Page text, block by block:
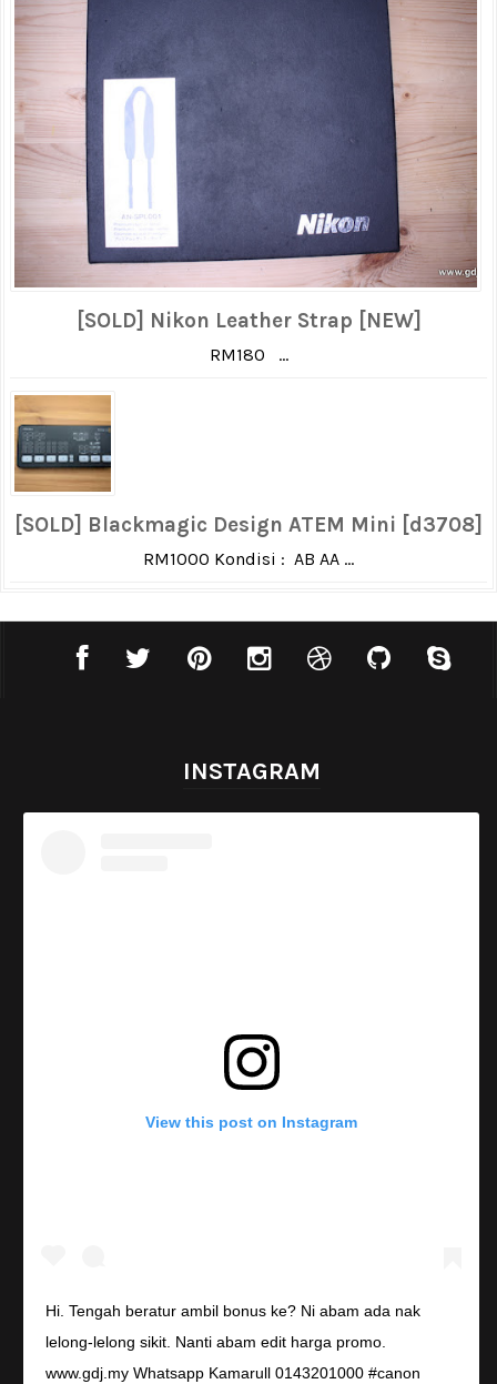
[SOLD] Nikon Leather Strap [NEW]
RM180 ...
[SOLD] Blackmagic Design ATEM Mini [d3708]
RM1000 Kondisi : AB AA ...
INSTAGRAM
View this post on Instagram
Hi. Tengah beratur ambil bonus ke? Ni abam ada nak
lelong-lelong sikit. Nanti abam edit harga promo.
www.gdj.my Whatsapp Kamarull 0143201000 #canon